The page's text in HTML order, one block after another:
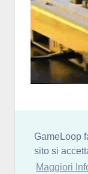
GameLoop
sito si
Maggiori
Community